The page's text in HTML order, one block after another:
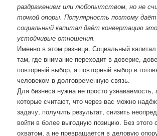
раздражением или любопытством, но не
точкой опоры. Популярность поэтому
социальный капитал даёт конвертацию
устойчивые отношения.
Именно в этом разница. Социальный
там, где внимание переходит в доверие,
повторный выбор, а повторный выбор в
человеком в долговременную связь.
Для бизнеса нужна не просто
которые считают, что через вас можно
задачу, получить результат, снизить
войти в более выгодную позицию. Без этого
охватом, а не превращается в деловую